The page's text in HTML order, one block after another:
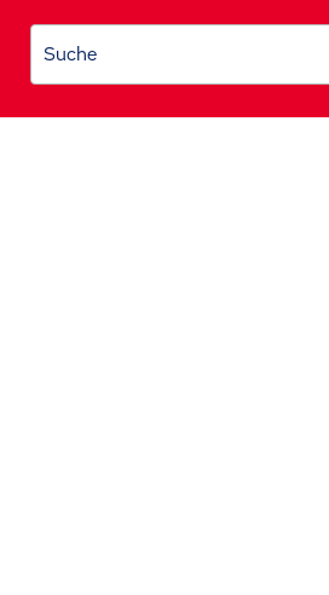
Suche